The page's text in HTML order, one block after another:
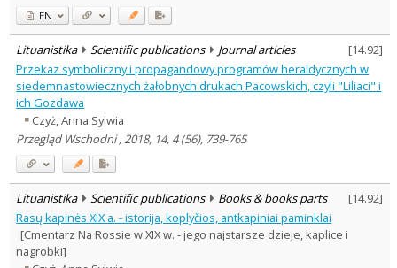
EN
Lituanistika Scientific publications Journal articles [14.92]
Przekaz symboliczny i propagandowy programów heraldycznych w
siedemnastowiecznych żałobnych drukach Pacowskich, czyli "Liliaci" i
ich Gozdawa
Czyż, Anna Sylwia
Przegląd Wschodni , 2018, 14, 4 (56), 739-765
Lituanistika Scientific publications Books & books parts [14.92]
Rasų kapinės XIX a. - istorija, koplyčios, antkapiniai paminklai
[Cmentarz Na Rossie w XIX w. - jego najstarsze dzieje, kaplice i
nagrobki]